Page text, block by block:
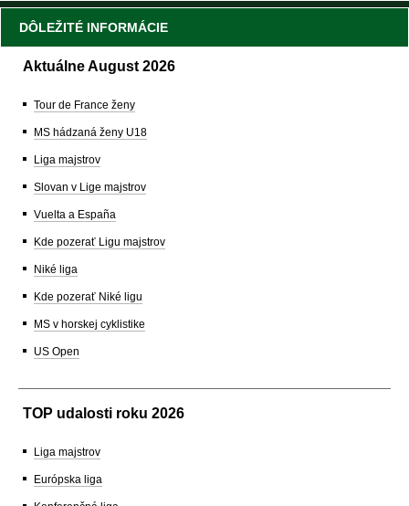
DÔLEŽITÉ INFORMÁCIE
Aktuálne August 2026
Tour de France ženy
MS hádzaná ženy U18
Liga majstrov
Slovan v Lige majstrov
Vuelta a España
Kde pozerať Ligu majstrov
Niké liga
Kde pozerať Niké ligu
MS v horskej cyklistike
US Open
TOP udalosti roku 2026
Liga majstrov
Európska liga